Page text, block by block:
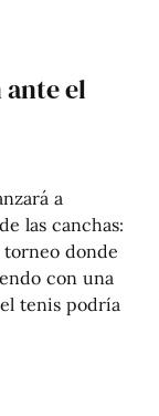
el
a
las canchas:
torneo donde
con una
tenis podría